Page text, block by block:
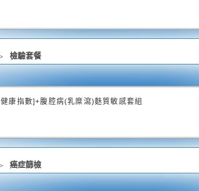
﹥ 檢驗套餐
康指數]+腹腔病(乳糜瀉)麩質敏感套組
﹥ 癌症篩檢